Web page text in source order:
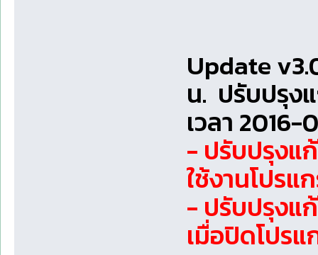
Update
น. ปรับปรุง
เวลา 2016-
- ปรับปรุงแ
ใช้งานโปรแ
- ปรับปรุงแ
เมื่อปิดโปร